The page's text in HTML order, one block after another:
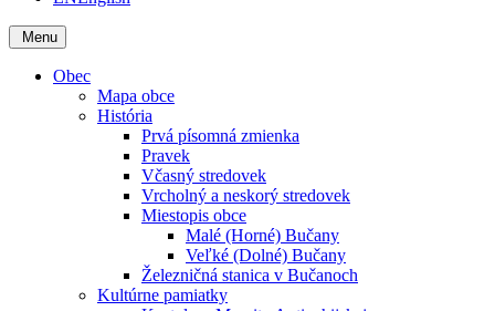
Menu
Obec
Mapa obce
História
Prvá písomná zmienka
Pravek
Včasný stredovek
Vrcholný a neskorý stredovek
Miestopis obce
Malé (Horné) Bučany
Veľké (Dolné) Bučany
Železničná stanica v Bučanoch
Kultúrne pamiatky